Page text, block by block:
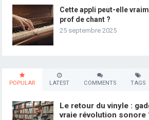
Cette appli peut-elle
prof de chant ?
25 septembre 2025
POPULAR LATEST COMMENTS TAGS
Le retour du vinyle :
vraie révolution sonore